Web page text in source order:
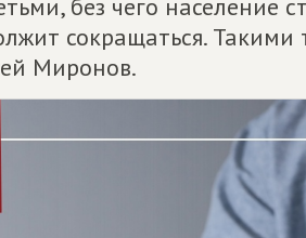
без чего население
сокращаться.
Миронов.